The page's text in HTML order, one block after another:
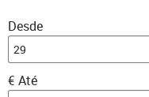
Desde
€ Até